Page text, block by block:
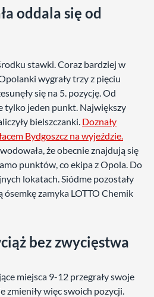
oddala się od
stawki. Coraz bardziej w
wygrały trzy z pięciu
się na 5. pozycję. Od
tylko jeden punkt. Największy
bielszczanki. Doznały
Bydgoszcz na wyjeździe.
że obecnie znajdują się
punktów, co ekipa z Opola. Do
lokatach. Siódme pozostały
ósemkę zamyka LOTTO Chemik
bez zwycięstwa
miejsca 9-12 przegrały swoje
zmieniły więc swoich pozycji.